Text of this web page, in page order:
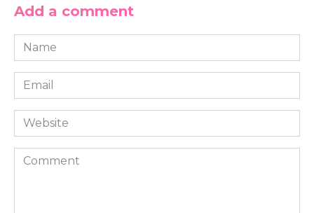
Add a comment
Name
*
Email
*
Website
Comment